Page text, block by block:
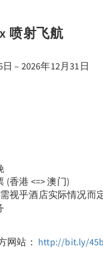
喷射飞航
– 2026年12月31日
(香港 <=> 澳门)
视乎酒店实际情况而
网站： http://bit.ly/